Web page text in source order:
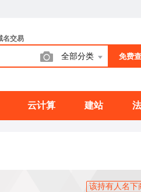
名交易
全部分类 免费
云计算 建站
该持有人名下